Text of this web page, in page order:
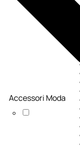
Accessori Moda